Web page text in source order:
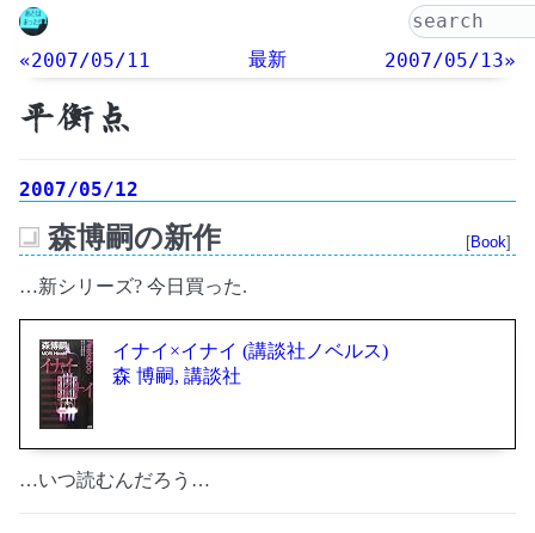
«2007/05/11 最新 2007/05/13»
平衡点
2007/05/12
森博嗣の新作 [Book]
…新シリーズ? 今日買った.
イナイ×イナイ (講談社ノベルス)
森 博嗣, 講談社
…いつ読むんだろう…